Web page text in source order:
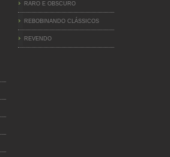
RARO E OBSCURO
REBOBINANDO CLÁSSICOS
REVENDO